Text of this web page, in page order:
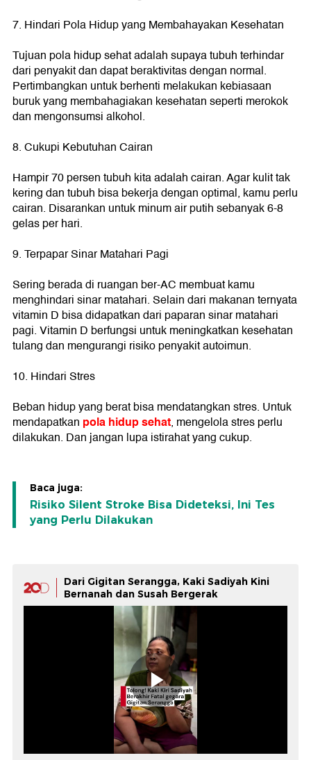
7. Hindari Pola Hidup yang Membahayakan Kesehatan
Tujuan pola hidup sehat adalah supaya tubuh terhindar
dari penyakit dan dapat beraktivitas dengan normal.
Pertimbangkan untuk berhenti melakukan kebiasaan
buruk yang membahagiakan kesehatan seperti merokok
dan mengonsumsi alkohol.
8. Cukupi Kebutuhan Cairan
Hampir 70 persen tubuh kita adalah cairan. Agar kulit tak
kering dan tubuh bisa bekerja dengan optimal, kamu perlu
cairan. Disarankan untuk minum air putih sebanyak 6-8
gelas per hari.
9. Terpapar Sinar Matahari Pagi
Sering berada di ruangan ber-AC membuat kamu
menghindari sinar matahari. Selain dari makanan ternyata
vitamin D bisa didapatkan dari paparan sinar matahari
pagi. Vitamin D berfungsi untuk meningkatkan kesehatan
tulang dan mengurangi risiko penyakit autoimun.
10. Hindari Stres
Beban hidup yang berat bisa mendatangkan stres. Untuk
mendapatkan pola hidup sehat, mengelola stres perlu
dilakukan. Dan jangan lupa istirahat yang cukup.
Baca juga:
Risiko Silent Stroke Bisa Dideteksi, Ini Tes
yang Perlu Dilakukan
Dari Gigitan Serangga, Kaki Sadiyah Kini
Bernanah dan Susah Bergerak